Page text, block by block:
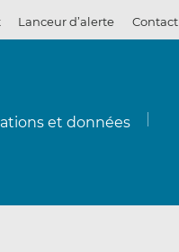
Lanceur d’alerte Contact
et données